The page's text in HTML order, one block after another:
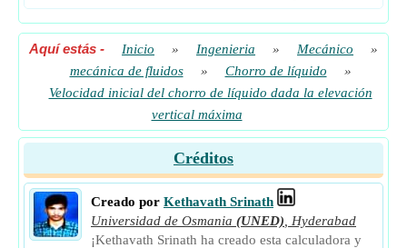
Aquí estás - Inicio » Ingenieria » Mecánico
»
mecánica de fluidos
» Chorro de líquido
»
Velocidad inicial del chorro de líquido dada la elevación
vertical máxima
Créditos
Creado por Kethavath Srinath
Universidad de Osmania (UNED)
Hyderabad
¡Kethavath Srinath ha creado esta calculadora y